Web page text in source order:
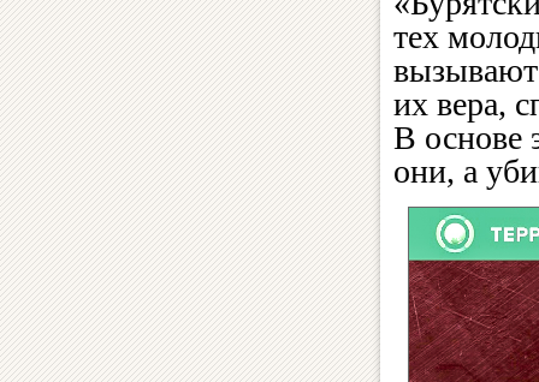
тех
их вера,
В основе
они, а